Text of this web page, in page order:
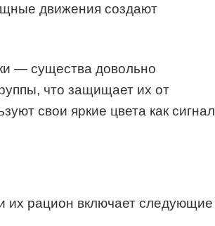
движения создают
— существа довольно
что защищает их от
свои яркие цвета как сигнал
их рацион включает следующие